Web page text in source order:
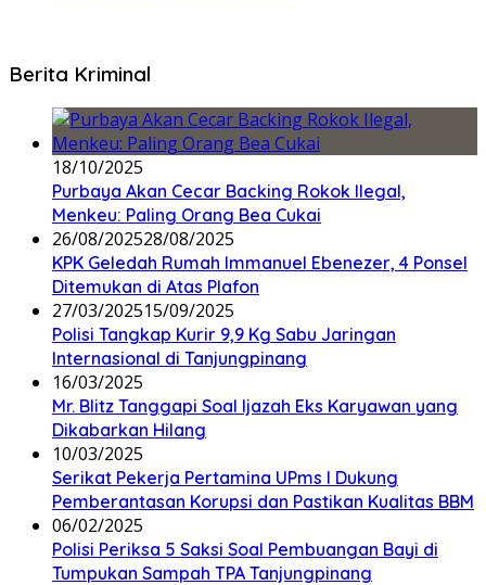
Berita Kriminal
18/10/2025
Purbaya Akan Cecar Backing Rokok Ilegal,
Menkeu: Paling Orang Bea Cukai
26/08/202528/08/2025
KPK Geledah Rumah Immanuel Ebenezer, 4 Ponsel
Ditemukan di Atas Plafon
27/03/202515/09/2025
Polisi Tangkap Kurir 9,9 Kg Sabu Jaringan
Internasional di Tanjungpinang
16/03/2025
Mr. Blitz Tanggapi Soal Ijazah Eks Karyawan yang
Dikabarkan Hilang
10/03/2025
Serikat Pekerja Pertamina UPms I Dukung
Pemberantasan Korupsi dan Pastikan Kualitas BBM
06/02/2025
Polisi Periksa 5 Saksi Soal Pembuangan Bayi di
Tumpukan Sampah TPA Tanjungpinang